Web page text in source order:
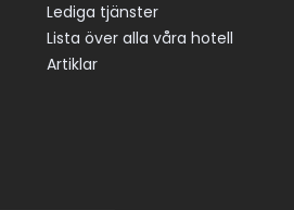
Lediga tjänster
Lista över alla våra hotell
Artiklar